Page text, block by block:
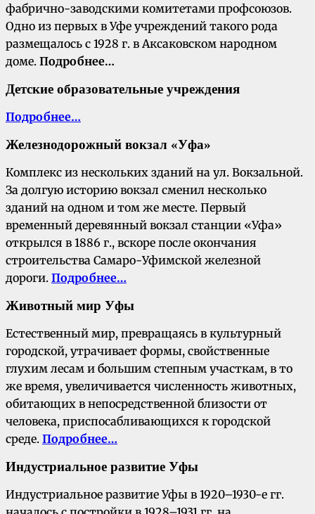
фабрично-заводскими комитетами профсоюзов.
Одно из первых в Уфе учреждений такого рода
размещалось с 1928 г. в Аксаковском народном
доме. Подробнее…
Детские образовательные учреждения
Подробнее…
Железнодорожный вокзал «Уфа»
Комплекс из нескольких зданий на ул. Вокзальной.
За долгую историю вокзал сменил несколько
зданий на одном и том же месте. Первый
временный деревянный вокзал станции «Уфа»
открылся в 1886 г., вскоре после окончания
строительства Самаро-Уфимской железной
дороги. Подробнее…
Животный мир Уфы
Естественный мир, превращаясь в культурный
городской, утрачивает формы, свойственные
глухим лесам и большим степным участкам, в то
же время, увеличивается численность животных,
обитающих в непосредственной близости от
человека, приспосабливающихся к городской
среде. Подробнее…
Индустриальное развитие Уфы
Индустриальное развитие Уфы в 1920–1930-е гг.